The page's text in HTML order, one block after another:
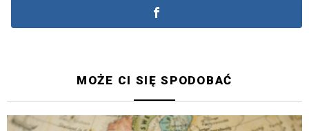
MOŻE CI SIĘ SPODOBAĆ